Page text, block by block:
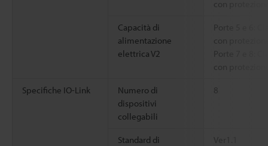
con
Capacità di
alimentazione
elettrica V2
Porte 5 e 6:
con
Porte 7 e 8:
con
Specifiche IO-Link
Numero di
dispositivi
collegabili
8
Standard di
Ver1.1